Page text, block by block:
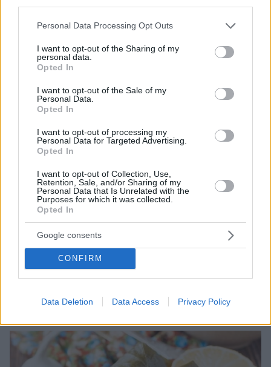
Please note that this website/app uses one or more Google
not limited to your visit or usage behaviour. You may click to
grant or deny consent to Google and its third-party tags to
use your data for below specified purposes in below Google
consent section.
Personal Data Processing Opt Outs
I want to opt-out of the Sharing of my
personal data.
Opted In
I want to opt-out of the Sale of my
Personal Data.
Opted In
I want to opt-out of processing my
Personal Data for Targeted Advertising.
Opted In
I want to opt-out of Collection, Use,
Retention, Sale, and/or Sharing of my
Personal Data that Is Unrelated with the
Purposes for which it was collected.
Opted In
Google consents
CONFIRM
Data Deletion Data Access Privacy Policy
Κύμα συμπαράστασης στο Twitter για την blogger που
έπεσε θύμα κακοποίησης
Η κινητοποίηση και στήριξη του κόσμου φαίνεται πως
της έδωσε κουράγιο να πάει στην Αστυνομία και να
το πώς κατέληξε σε αυτήν την κατάσταση
16.10.2021, 00:33